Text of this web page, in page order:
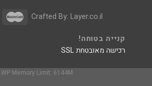
Crafted By: Layer.co.il
קנייה בטוחה!
רכישה מאובטחת SSL
WP Memory Limit: 6144M